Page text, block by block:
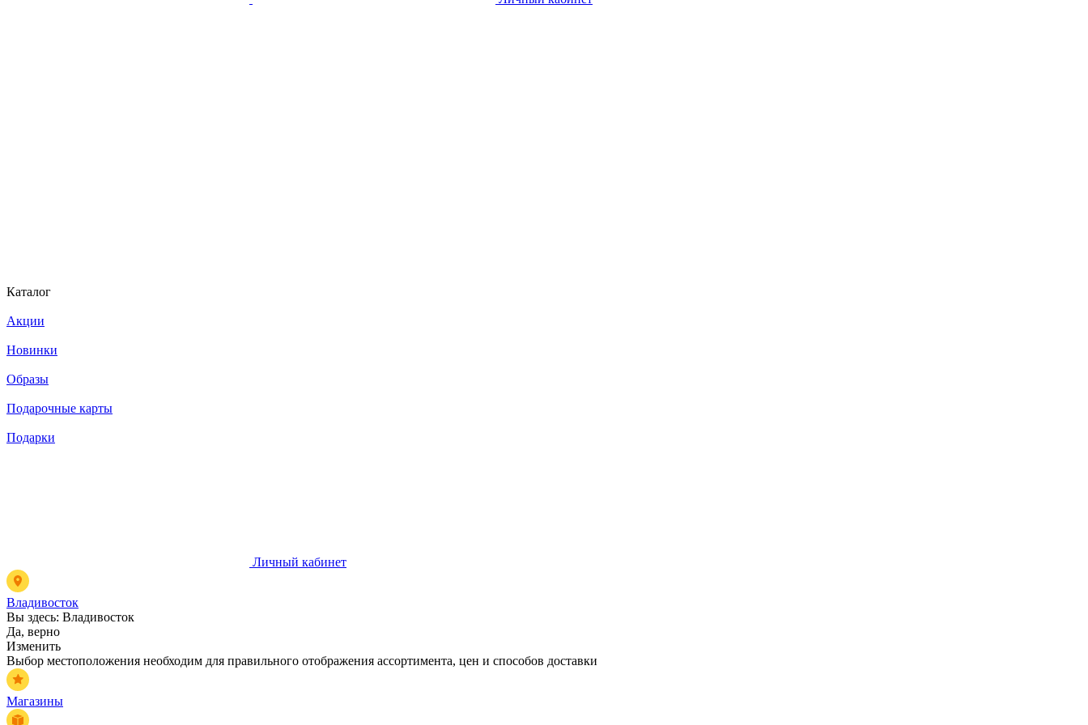
Каталог
Акции
Новинки
Образы
Подарочные карты
Подарки
Личный кабинет
Владивосток
Вы здесь: Владивосток
Да, верно
Изменить
Выбор местоположения необходим для правильного отображения ассортимента, цен и способов доставки
Магазины